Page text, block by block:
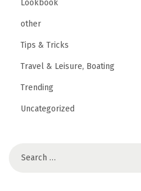
Lookbook
other
Tips & Tricks
Travel & Leisure, Boating
Trending
Uncategorized